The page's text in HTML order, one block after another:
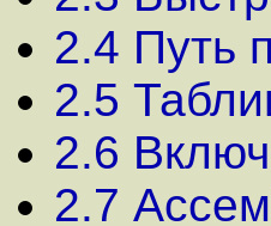
2.4 Путь
2.5
2.6
2.7